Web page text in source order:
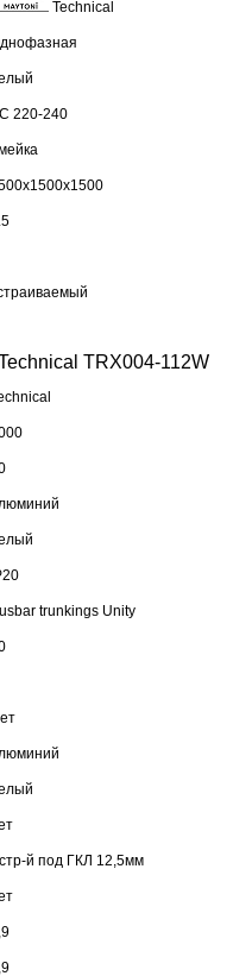
Technical
220-240
TRX004-112W
trunkings Unity
й под ГКЛ 12,5мм